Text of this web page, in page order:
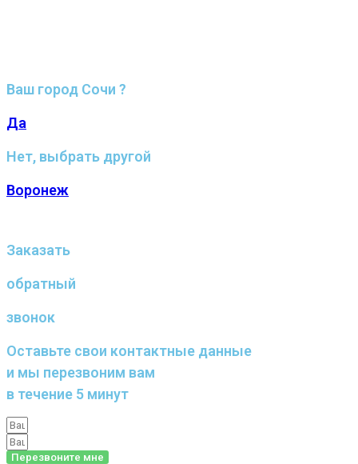
Ваш город Сочи ?
Да
Нет, выбрать другой
Воронеж
Заказать
обратный
звонок
Оставьте свои контактные данные
и мы перезвоним вам
в течение 5 минут
Перезвоните мне